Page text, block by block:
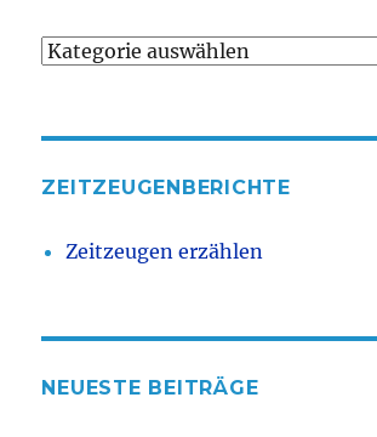
Kategorien
ZEITZEUGENBERICHTE
Zeitzeugen erzählen
NEUESTE BEITRÄGE